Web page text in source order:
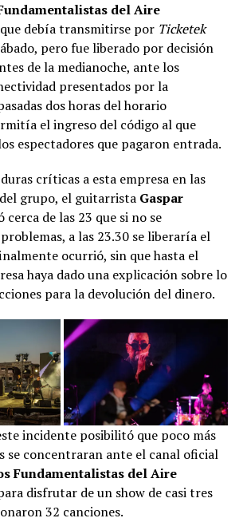
del Aire
debía transmitirse por Ticketek
pero fue liberado por decisión
de la medianoche, ante los
presentados por la
dos horas del horario
el ingreso del código al que
espectadores que pagaron entrada.
críticas a esta empresa en las
grupo, el guitarrista Gaspar
de las 23 que si no se
a las 23.30 se liberaría el
ocurrió, sin que hasta el
haya dado una explicación sobre lo
para la devolución del dinero.
incidente posibilitó que poco más
se concentraran ante el canal oficial
Fundamentalistas del Aire
disfrutar de un show de casi tres
32 canciones.